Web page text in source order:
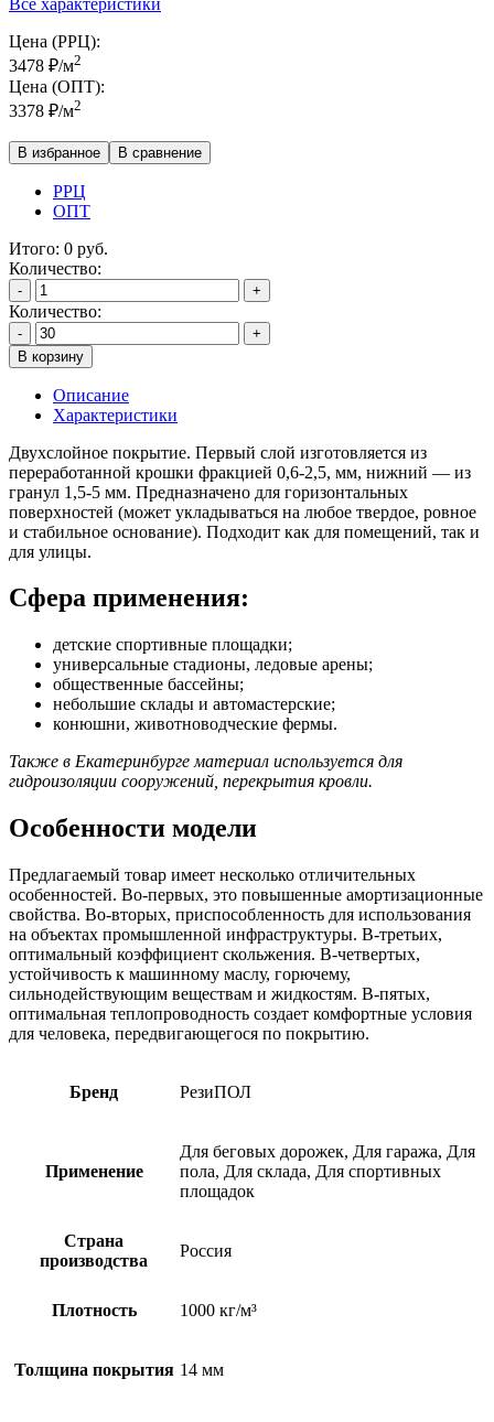
Цена (РРЦ):
3478 ₽/м2
Цена (ОПТ):
3378 ₽/м2
В избранное В сравнение
РРЦ
ОПТ
Итого: 0 руб.
Количество:
- +
Количество:
-
+
В корзину
Описание
Характеристики
Двухслойное покрытие. Первый слой изготовляется из
переработанной крошки фракцией 0,6-2,5, мм, нижний — из
гранул 1,5-5 мм. Предназначено для горизонтальных
поверхностей (может укладываться на любое твердое, ровное
и стабильное основание). Подходит как для помещений, так и
для улицы.
Сфера применения:
детские спортивные площадки;
универсальные стадионы, ледовые арены;
общественные бассейны;
небольшие склады и автомастерские;
конюшни, животноводческие фермы.
Также в Екатеринбурге материал используется для
гидроизоляции сооружений, перекрытия кровли.
Особенности модели
Предлагаемый товар имеет несколько отличительных
особенностей. Во-первых, это повышенные амортизационные
свойства. Во-вторых, приспособленность для использования
на объектах промышленной инфраструктуры. В-третьих,
оптимальный коэффициент скольжения. В-четвертых,
устойчивость к машинному маслу, горючему,
сильнодействующим веществам и жидкостям. В-пятых,
оптимальная теплопроводность создает комфортные условия
для человека, передвигающегося по покрытию.
Бренд РезиПОЛ
Применение
Для беговых дорожек, Для гаража, Для
пола, Для склада, Для спортивных
площадок
Страна
производства
Россия
Плотность 1000 кг/м³
Толщина покрытия 14 мм